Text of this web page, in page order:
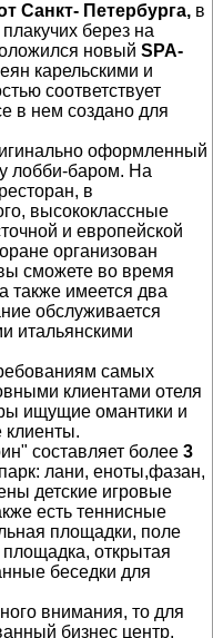
Санкт- Петербурга, в
берез на
новый SPA-
карельскими и
соответствует
в нем создано для
оформленный
лобби-баром. На
в
высококлассные
и европейской
организован
сможете во время
также имеется два
обслуживается
итальянскими
самых
клиентами отеля
ищущие омантики и
составляет более 3
лани, еноты,фазан,
детские игровые
есть теннисные
площадки, поле
открытая
беседки для
внимания, то для
бизнес центр.